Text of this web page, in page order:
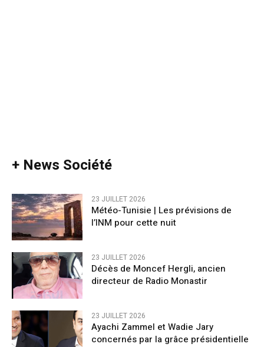
+ News Société
23 JUILLET 2026
Météo-Tunisie | Les prévisions de
l’INM pour cette nuit
23 JUILLET 2026
Décès de Moncef Hergli, ancien
directeur de Radio Monastir
23 JUILLET 2026
Ayachi Zammel et Wadie Jary
concernés par la grâce présidentielle